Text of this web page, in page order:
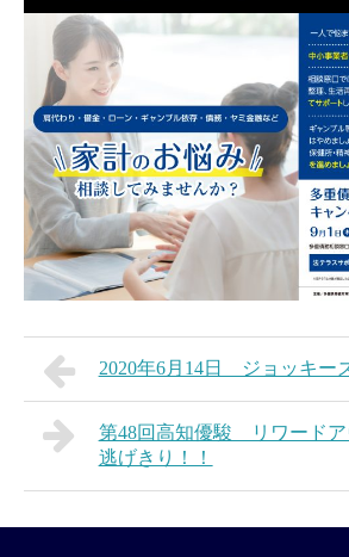
2020年6月14日 ジョッキー
第48回高知優駿 リワードア
逃げきり！！